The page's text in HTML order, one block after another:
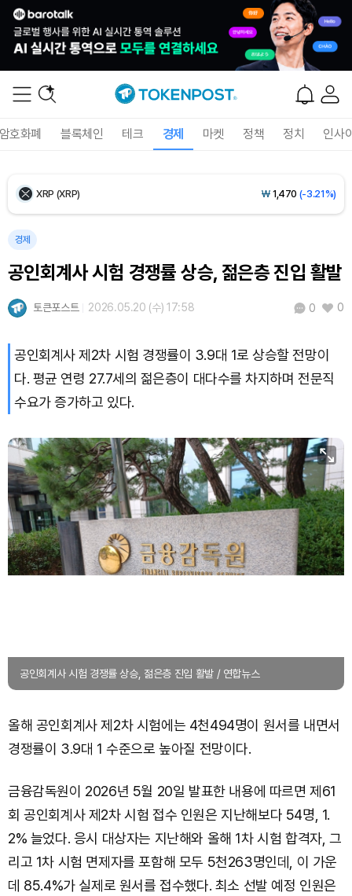
호화폐 블록체인 테크 경제 마켓 정책 정치 인사
Ethereum (ETH) ₩2,711,628(-0.26%)
XRP (XRP) ₩ 1,470 (-3.21%)
TRON (TRX) ₩464.7(-0.29%)
Hyperliquid (HYPE) 79,471(-1.73%)
Dogecoin (DOGE) ₩98.12(-1.75%)
경제
공인회계사 시험 경쟁률 상승, 젊은층 진입 활발
토큰포스트 2026.05.20 (수) 17:58 0 0
공인회계사 제2차 시험 경쟁률이 3.9대 1로 상승할 전망이
다. 평균 연령 27.7세의 젊은층이 대다수를 차지하며 전문직
수요가 증가하고 있다.
공인회계사 시험 경쟁률 상승, 젊은층 진입 활발 / 연합뉴스
올해 공인회계사 제2차 시험에는 4천494명이 원서를 내면서
경쟁률이 3.9대 1 수준으로 높아질 전망이다.
금융감독원이 2026년 5월 20일 발표한 내용에 따르면 제61
회 공인회계사 제2차 시험 접수 인원은 지난해보다 54명, 1.
2% 늘었다. 응시 대상자는 지난해와 올해 1차 시험 합격자, 그
리고 1차 시험 면제자를 포함해 모두 5천263명인데, 이 가운
데 85.4%가 실제로 원서를 접수했다. 최소 선발 예정 인원은